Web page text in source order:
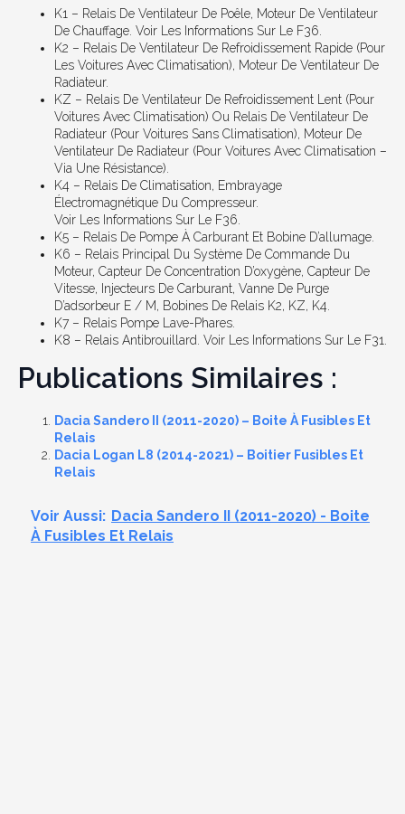
K1 – Relais De Ventilateur De Poêle, Moteur De Ventilateur
De Chauffage. Voir Les Informations Sur Le F36.
K2 – Relais De Ventilateur De Refroidissement Rapide (pour
Les Voitures Avec Climatisation), Moteur De Ventilateur De
Radiateur.
KZ – Relais De Ventilateur De Refroidissement Lent (pour
Voitures Avec Climatisation) Ou Relais De Ventilateur De
Radiateur (pour Voitures Sans Climatisation), Moteur De
Ventilateur De Radiateur (pour Voitures Avec Climatisation –
Via Une Résistance).
K4 – Relais De Climatisation, Embrayage
Électromagnétique Du Compresseur.
Voir Les Informations Sur Le F36.
K5 – Relais De Pompe À Carburant Et Bobine D’allumage.
K6 – Relais Principal Du Système De Commande Du
Moteur, Capteur De Concentration D’oxygène, Capteur De
Vitesse, Injecteurs De Carburant, Vanne De Purge
D’adsorbeur E / M, Bobines De Relais K2, KZ, K4.
K7 – Relais Pompe Lave-Phares.
K8 – Relais Antibrouillard. Voir Les Informations Sur Le F31.
Publications Similaires :
Dacia Sandero II (2011-2020) – Boite À Fusibles Et
Relais
Dacia Logan L8 (2014-2021) – Boitier Fusibles Et
Relais
Voir Aussi: Dacia Sandero II (2011-2020) - Boite
À Fusibles Et Relais